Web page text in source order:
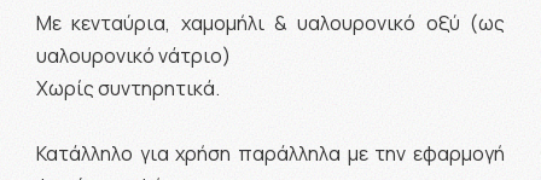
Με κενταύρια, χαμομήλι & υαλουρονικό οξύ (ως
υαλουρονικό νάτριο)
Χωρίς συντηρητικά.
Κατάλληλο για χρήση παράλληλα με την εφαρμογή